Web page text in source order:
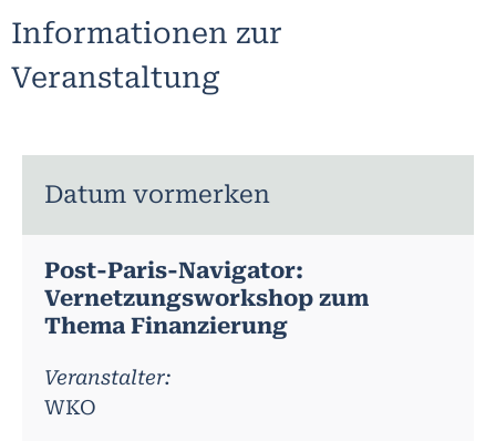
Informationen zur
Veranstaltung
Datum vormerken
Post-Paris-Navigator:
Vernetzungsworkshop zum
Thema Finanzierung
Veranstalter:
WKO